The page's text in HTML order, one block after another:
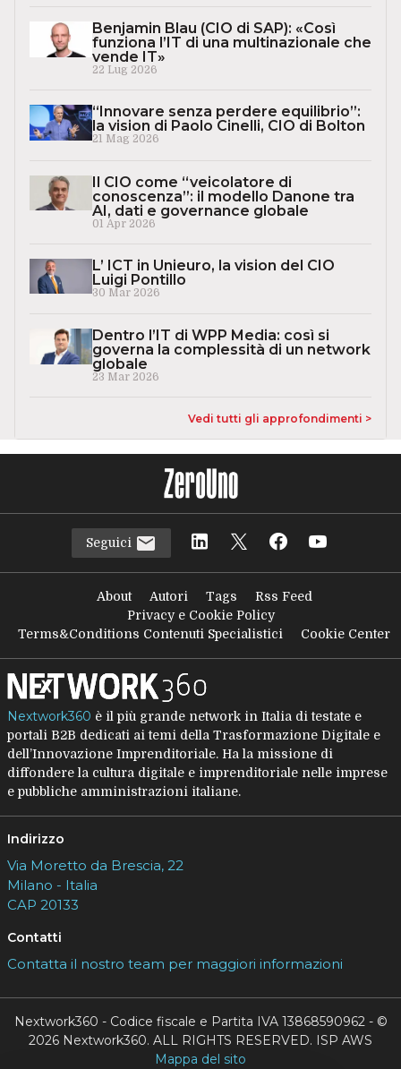
Benjamin Blau (CIO di SAP): «Così
funziona l’IT di una multinazionale che
vende IT»
22 Lug 2026
“Innovare senza perdere equilibrio”:
la vision di Paolo Cinelli, CIO di Bolton
21 Mag 2026
Il CIO come “veicolatore di
conoscenza”: il modello Danone tra
AI, dati e governance globale
01 Apr 2026
L’ ICT in Unieuro, la vision del CIO
Luigi Pontillo
30 Mar 2026
Dentro l’IT di WPP Media: così si
governa la complessità di un network
globale
23 Mar 2026
Vedi tutti gli approfondimenti >
Seguici
About Autori Tags
Rss Feed
Privacy e Cookie Policy
Terms&Conditions Contenuti Specialistici
Cookie Center
Nextwork360 è il più grande network in Italia di testate e
portali B2B dedicati ai temi della Trasformazione Digitale e
dell’Innovazione Imprenditoriale. Ha la missione di
diffondere la cultura digitale e imprenditoriale nelle imprese
e pubbliche amministrazioni italiane.
Indirizzo
Via Moretto da Brescia, 22
Milano - Italia
CAP 20133
Contatti
Contatta il nostro team per maggiori informazioni
Nextwork360 - Codice fiscale e Partita IVA 13868590962 - ©
2026 Nextwork360. ALL RIGHTS RESERVED. ISP AWS
Mappa del sito